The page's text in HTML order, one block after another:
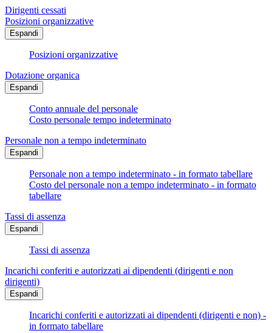
Dirigenti cessati
Posizioni organizzative
Espandi
Posizioni organizzative
Dotazione organica
Espandi
Conto annuale del personale
Costo personale tempo indeterminato
Personale non a tempo indeterminato
Espandi
Personale non a tempo indeterminato - in formato tabellare
Costo del personale non a tempo indeterminato - in formato
tabellare
Tassi di assenza
Espandi
Tassi di assenza
Incarichi conferiti e autorizzati ai dipendenti (dirigenti e non
dirigenti)
Espandi
Incarichi conferiti e autorizzati ai dipendenti (dirigenti e non) -
in formato tabellare